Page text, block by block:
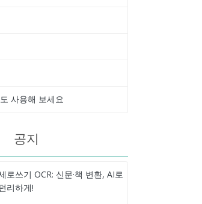
사용해 보세요
공지
로쓰기 OCR: 신문·책 변환, AI로
리하게!